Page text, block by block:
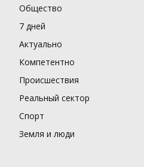
Общество
7 дней
Актуально
Компетентно
Происшествия
Реальный сектор
Спорт
Земля и люди